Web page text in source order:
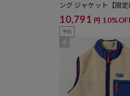
ング ジャケット【限定
10,791 円
予約
6